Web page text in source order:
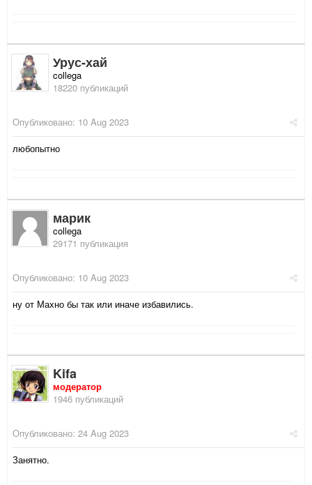
Урус-хай
collega
18220 публикаций
Опубликовано: 10 Aug 2023
любопытно
марик
collega
29171 публикация
Опубликовано: 10 Aug 2023
ну от Махно бы так или иначе избавились.
Kifa
модератор
1946 публикаций
Опубликовано: 24 Aug 2023
Занятно.